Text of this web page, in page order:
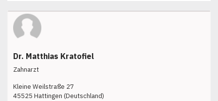
Dr. Matthias Kratofiel
Zahnarzt
Kleine Weilstraße 27
45525 Hattingen (Deutschland)